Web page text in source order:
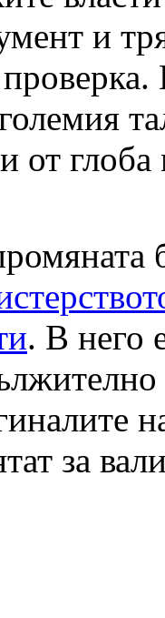
и
от
. В него
за